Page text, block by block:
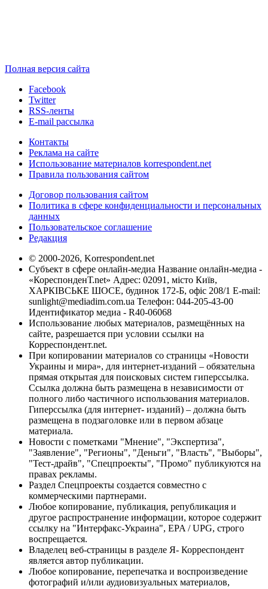
Полная версия сайта
Facebook
Twitter
RSS-ленты
E-mail рассылка
Контакты
Реклама на сайте
Использование материалов korrespondent.net
Правила пользования сайтом
Договор пользования сайтом
Политика в сфере конфиденциальности и персональных
данных
Пользовательское соглашение
Редакция
© 2000-2026, Korrespondent.net
Субъект в сфере онлайн-медиа Название онлайн-медиа -
«КореспонденТ.net» Адрес: 02091, місто Київ,
ХАРКІВСЬКЕ ШОСЕ, будинок 172-Б, офіс 208/1 E-mail:
sunlight@mediadim.com.ua Телефон: 044-205-43-00
Идентификатор медиа - R40-06068
Использование любых материалов, размещённых на
сайте, разрешается при условии ссылки на
Корреспондент.net.
При копировании материалов со страницы «Новости
Украины и мира», для интернет-изданий – обязательна
прямая открытая для поисковых систем гиперссылка.
Ссылка должна быть размещена в независимости от
полного либо частичного использования материалов.
Гиперссылка (для интернет- изданий) – должна быть
размещена в подзаголовке или в первом абзаце
материала.
Новости с пометками "Мнение", "Экспертиза",
"Заявление", "Регионы", "Деньги", "Власть", "Выборы",
"Тест-драйв", "Спецпроекты", "Промо" публикуются на
правах рекламы.
Раздел Спецпроекты создается совместно с
коммерческими партнерами.
Любое копирование, публикация, републикация и
другое распространение информации, которое содержит
ссылку на "Интерфакс-Украина", EPA / UPG, строго
воспрещается.
Владелец веб-страницы в разделе Я- Корреспондент
является автор публикации.
Любое копирование, перепечатка и воспроизведение
фотографий и/или аудиовизуальных материалов,